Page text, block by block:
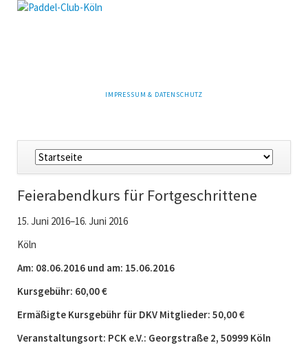
NAVIGATION
IMPRESSUM & DATENSCHUTZ
Navigation
überspringen
Feierabendkurs für Fortgeschrittene
15. Juni 2016–16. Juni 2016
Köln
Am: 08.06.2016 und am: 15.06.2016
Kursgebühr: 60,00 €
Ermäßigte Kursgebühr für DKV Mitglieder: 50,00 €
Veranstaltungsort: PCK e.V.: Georgstraße 2, 50999 Köln